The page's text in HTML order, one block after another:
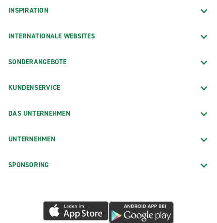
INSPIRATION
INTERNATIONALE WEBSITES
SONDERANGEBOTE
KUNDENSERVICE
DAS UNTERNEHMEN
UNTERNEHMEN
SPONSORING